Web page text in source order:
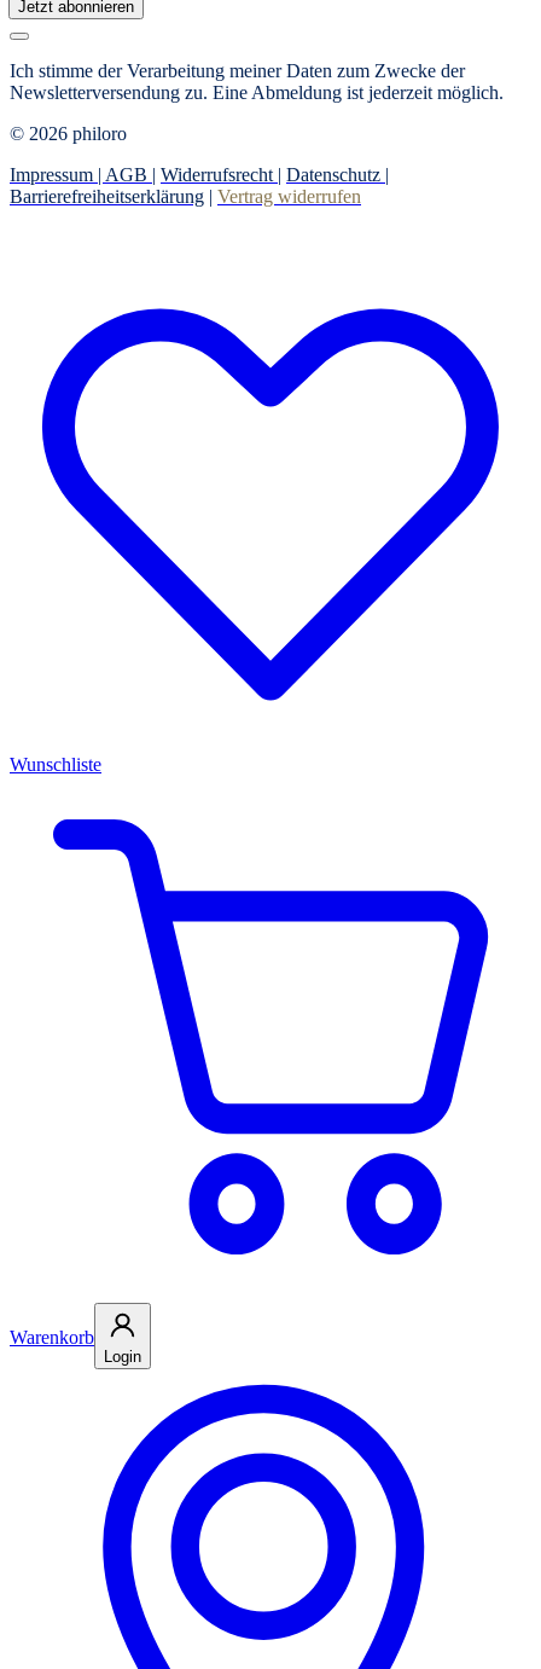
Jetzt abonnieren
Ich stimme der Verarbeitung meiner Daten zum Zwecke der
Newsletterversendung zu. Eine Abmeldung ist jederzeit möglich.
© 2026 philoro
Impressum | AGB | Widerrufsrecht | Datenschutz |
Barrierefreiheitserklärung | Vertrag widerrufen
Wunschliste
Warenkorb
Login